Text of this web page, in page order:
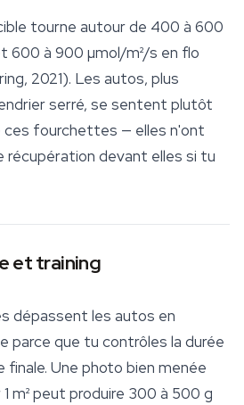
tourne autour de 400 à 600
600 à 900 µmol/m²/s en flo
2021). Les autos, plus
serré, se sentent plutôt
ces fourchettes — elles n'ont
récupération devant elles si tu
et training
dépassent les autos en
parce que tu contrôles la durée
finale. Une photo bien menée
m² peut produire 300 à 500 g